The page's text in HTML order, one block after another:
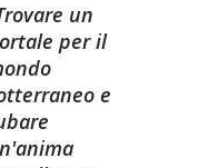
un
per il
e